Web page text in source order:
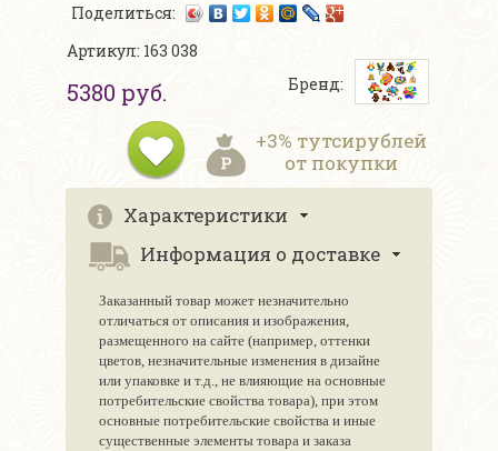
Поделиться:
Артикул: 163 038
5380 руб. Бренд:
+3% тутсирублей
от покупки
Характеристики
Информация о доставке
Заказанный товар может незначительно
отличаться от описания и изображения,
размещенного на сайте (например, оттенки
цветов, незначительные изменения в дизайне
или упаковке и т.д., не влияющие на основные
потребительские свойства товара), при этом
основные потребительские свойства и иные
существенные элементы товара и заказа